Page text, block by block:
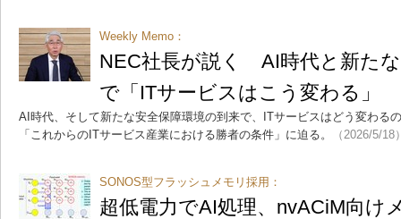
Weekly Memo：
NEC社長が説く AI時代と新た
で「ITサービスはこう変わる」
AI時代、そして新たな安全保障環境の到来で、ITサービスはどう変わる
「これからのITサービス産業における勝者の条件」に迫る。
（2026/5/18
SONOS型フラッシュメモリ採用：
超低電力でAI処理、nvACiM向け